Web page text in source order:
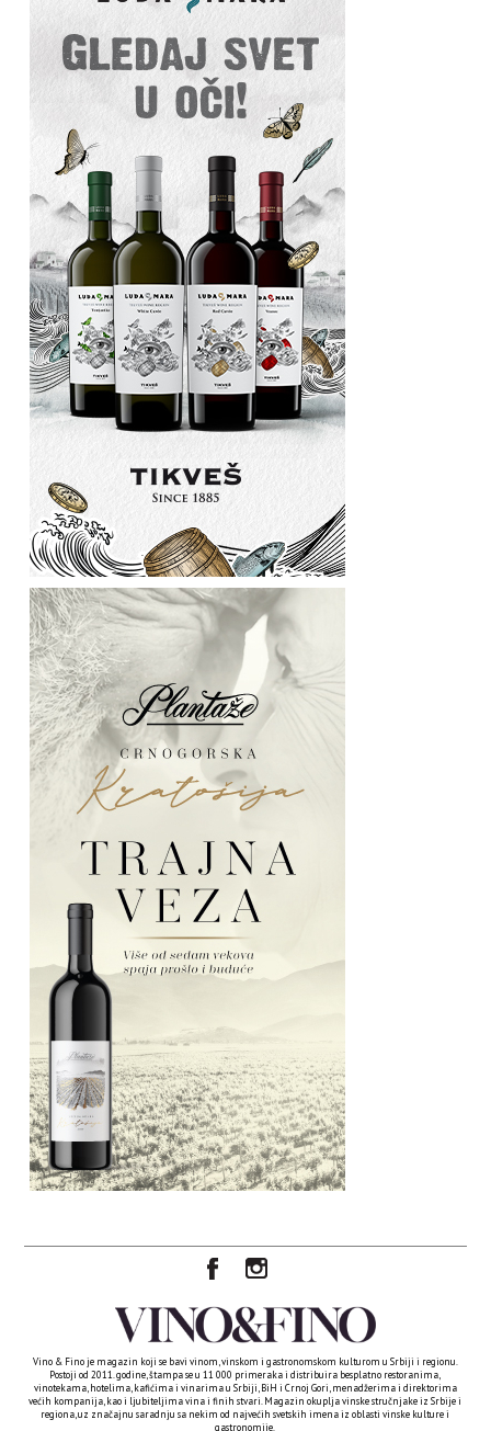
Vino & Fino je magazin koji se bavi vinom, vinskom i gastronomskom kulturom u Srbiji i regionu.
Postoji od 2011. godine, štampa se u 11 000 primeraka i distribuira besplatno restoranima,
vinotekama, hotelima, kafićima i vinarima u Srbiji, BiH i Crnoj Gori, menadžerima i direktorima
većih kompanija, kao i ljubiteljima vina i finih stvari. Magazin okuplja vinske stručnjake iz Srbije i
regiona, uz značajnu saradnju sa nekim od najvećih svetskih imena iz oblasti vinske kulture i
gastronomije.